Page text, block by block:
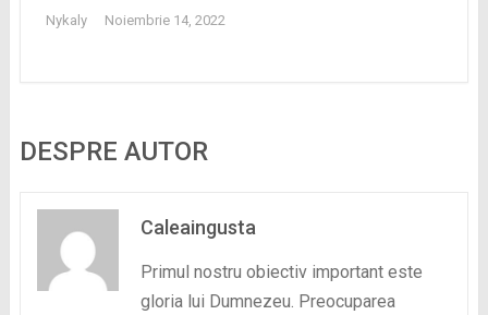
Nykaly Noiembrie 14, 2022
DESPRE AUTOR
Caleaingusta
Primul nostru obiectiv important este
gloria lui Dumnezeu. Preocuparea